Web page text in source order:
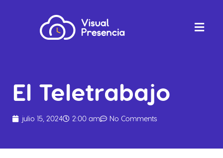
El Teletrabajo
julio 15, 2024 2:00 am No Comments